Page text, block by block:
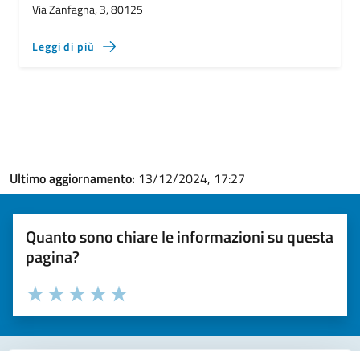
Via Zanfagna, 3, 80125
Leggi di più
Ultimo aggiornamento: 13/12/2024, 17:27
Quanto sono chiare le informazioni su questa
pagina?
Valuta la chiarezza delle informazioni (da 1 a 5 stelle)
Seleziona il numero di stelle per valutare la chiarezza delle
Valuta 5 stelle su 5
Valuta 4 stelle su 5
Valuta 3 stelle su 5
Valuta 2 stelle su 5
Valuta 1 stelle su 5